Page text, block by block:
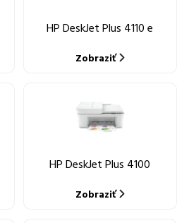
HP DeskJet Plus 4110 e
Zobraziť
HP DeskJet Plus 4100
Zobraziť